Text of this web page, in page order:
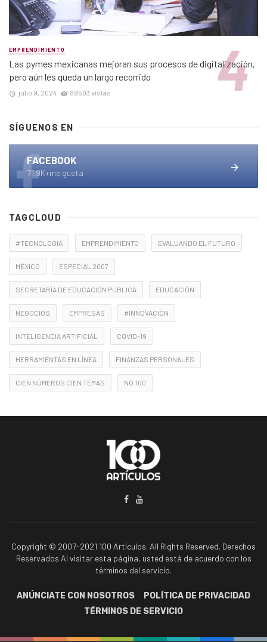
EMPRENDIMIENTO
Las pymes mexicanas mejoran sus procesos de digitalización,
pero aún les queda un largo recorrido
julio 9, 2024 89503 vistas
SÍGUENOS EN
FACEBOOK
71.9K+me gusta
TAGCLOUD
#TECNOLOGIA EMPRENDIMIENTO EVALUANDO EL FUTURO
MÉXICO ESPECIAL 2007
SECRETARÍA DE EDUCACIÓN PÚBLICA EDUCACIÓN
NEGOCIOS EMPRESAS #INNOVACIÓN
INTELIGENCIA ARTIFICIAL COVID-19
HERRAMIENTAS EN LÍNEA FINANZAS PERSONALES
CIEN NÚMEROS CIEN TEMAS NO.100
Copyright © 2007-2021 100 Artículos. All Rights Reserved. Derechos
Reservados Al visitar esta página, usted está de acuerdo con los
términos del servicio.
ANÚNCIATE CON NOSOTROS
POLÍTICA DE PRIVACIDAD
TÉRMINOS DE SERVICIO